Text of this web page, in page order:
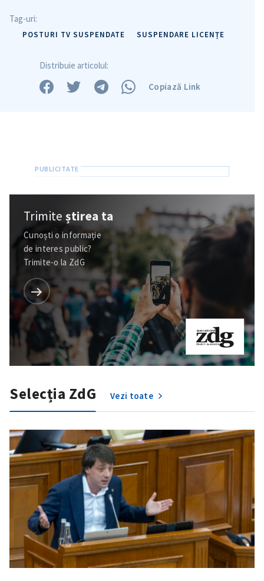
Tag-uri:
POSTURI TV SUSPENDATE SUSPENDARE LICENȚE
Distribuie articolul:
Copiază Link
Trimiteștirea ta
Cunoști o informație
de interes public?
Trimite-o la ZdG
Selecția ZdG Vezi toate
ȘTIREA MEA
Titlu știre+ Adaugă titlu
Fotografie
+ Încarcă imagine
Link media
+ Link media